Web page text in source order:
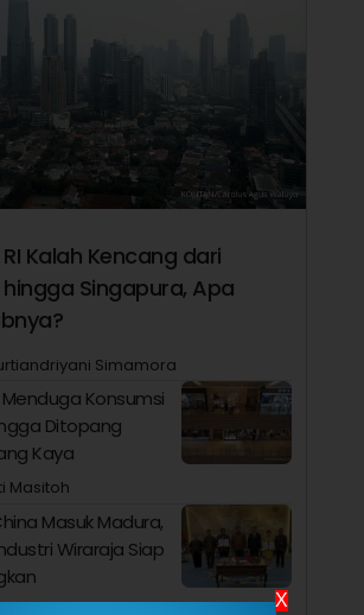
Kalah Kencang dari
Singapura, Apa
Simamora
Menduga Konsumsi
Ditopang
Kaya
Masitoh
Masuk Madura,
Wiraraja Siap
X